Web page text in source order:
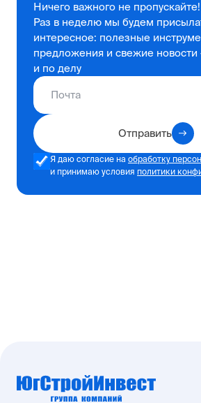
Ничего важного не пропускайте!
Раз в неделю мы будем
интересное: полезные
предложения и свежие новости
и по делу
Отправить
Я даю согласие на обработку
и принимаю условия политики